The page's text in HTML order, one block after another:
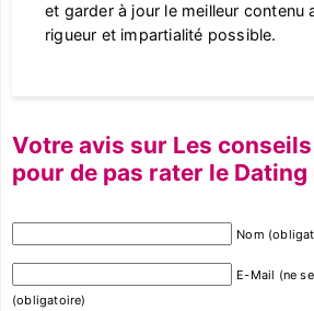
et garder à jour le meilleur contenu
rigueur et impartialité possible.
Votre avis sur Les
pour de pas rater le Dating
Nom
E-Mail (ne
(obligatoire)